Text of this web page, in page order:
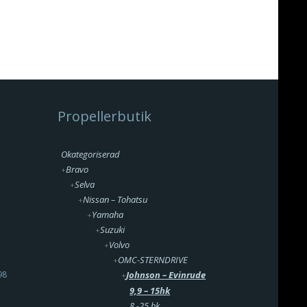
Propellerbutik
Okategoriserad
Bravo
Selva
Nissan – Tohatsu
Yamaha
Suzuki
Volvo
OMC-STERNDRIVE
Johnson – Evinrude
9,9 – 15hk